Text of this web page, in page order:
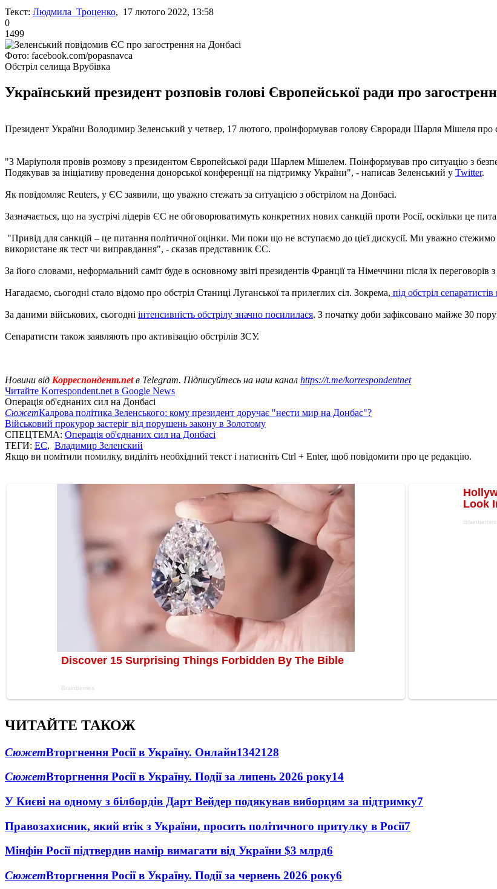
Текст: Людмила Троценко, 17 лютого 2022, 13:58
0
1499
Фото: facebook.com/popasnavca
Обстріл селища Врубівка
Український президент розповів голові Європейської ради про
Президент України Володимир Зеленський у четвер, 17 лютого, проінформував голову Євроради Шарля Мішеля про
"З Маріуполя провів розмову з президентом Європейської ради Шарлем Мішелем. Поінформував про ситуацію з
Подякував за ініціативу проведення донорської конференції на підтримку України", - написав Зеленський у Twitter.
Як повідомляє Reuters, у ЄС заявили, що уважно стежать за ситуацією з обстрілом на Донбасі.
Зазначається, що на зустрічі лідерів ЄС не обговорюватимуть конкретних нових санкцій проти Росії, оскільки це
"Привід для санкцій – це питання політичної оцінки. Ми поки що не вступаємо до цієї дискусії. Ми уважно
використане як тест чи виправдання", - сказав представник ЄС.
За його словами, неформальний саміт буде в основному звіті президентів Франції та Німеччини після їх
Нагадаємо, сьогодні стало відомо про обстріл Станиці Луганської та прилеглих сіл. Зокрема, під обстріл
За даними військових, сьогодні інтенсивність обстрілу значно посилилася. З початку доби зафіксовано майже 30
Сепаратисти також заявляють про активізацію обстрілів ЗСУ.
Новини від Корреспондент.netв Telegram. Підписуйтесь на наш канал https://t.me/korrespondentnet
Читайте Korrespondent.net в Google News
Операція об'єднаних сил на Донбасі
СюжетКадрова політика Зеленського: кому президент доручає "нести мир на Донбас"?
Військовий прокурор застеріг від порушень закону в Золотому
СПЕЦТЕМА: Операція об'єднаних сил на Донбасі
ТЕГИ: ЕС, Владимир Зеленский
Якщо ви помітили помилку, виділіть необхідний текст і натисніть Ctrl + Enter, щоб повідомити про це редакцію.
ЧИТАЙТЕ ТАКОЖ
СюжетВторгнення Росії в Україну. Онлайн1342128
СюжетВторгнення Росії в Україну. Події за липень 2026 року14
У Києві на одному з білбордів Дарт Вейдер подякував виборцям за підтримку7
Правозахисник, який втік з України, просить політичного притулку в Росії7
Мінфін Росії підтвердив намір вимагати від України $3 млрд6
СюжетВторгнення Росії в Україну. Події за червень 2026 року6